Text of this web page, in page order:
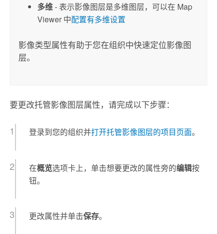
多维- 表示影像图层是多维图层，可以在 Map
Viewer中配置有多维设置
影像类型属性有助于您在组织中快速定位影像图
层。
要更改托管影像图层属性，请完成以下步骤：
登录到您的组织并打开托管影像图层的项目页面。
在概览选项卡上，单击想要更改的属性旁的编辑按
钮。
更改属性并单击保存。